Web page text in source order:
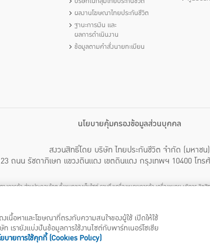
ผลงานโฆษณาไทยประกันชีวิต
ฐานะการเงิน และ
ผลการดำเนินงาน
ข้อมูลตามคำสั่งนายทะเบียน
นโยบายคุ้มครองข้อมูลส่วนบุคคล
สงวนสิทธิ์โดย บริษัท ไทยประกันชีวิต จำกัด (มหาชน)
ถนน รัชดาภิเษก แขวงดินแดง เขตดินแดง กรุงเทพฯ 10400 โท
งการค้า ส่วนประกอบใดๆ ทั้งหมดของเว็บไซต์ รวมถึงเครื่องหมายการค้า เครื่องหมาย บริการ
นื้อหาและโฆษณาที่ตรงกับความสนใจของผู้ใช้ เปิดให้ใช้
เรายังแบ่งปันข้อมูลการใช้งานไซต์กับพาร์ทเนอร์โซเชีย
บายการใช้คุกกี้ (Cookies Policy)